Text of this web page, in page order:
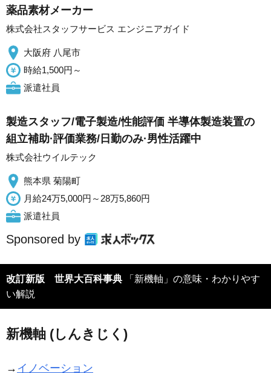
薬品素材メーカー
株式会社スタッフサービス エンジニアガイド
大阪府 八尾市
時給1,500円～
派遣社員
製造スタッフ/電子製造/性能評価 半導体製造装置の
組立補助·評価業務/日勤のみ·男性活躍中
株式会社ウイルテック
熊本県 菊陽町
月給24万5,000円～28万5,860円
派遣社員
Sponsored by
改訂新版 世界大百科事典 「新機軸」の意味・わかりやす
い解説
新機軸 (しんきじく)
→ イノベーション